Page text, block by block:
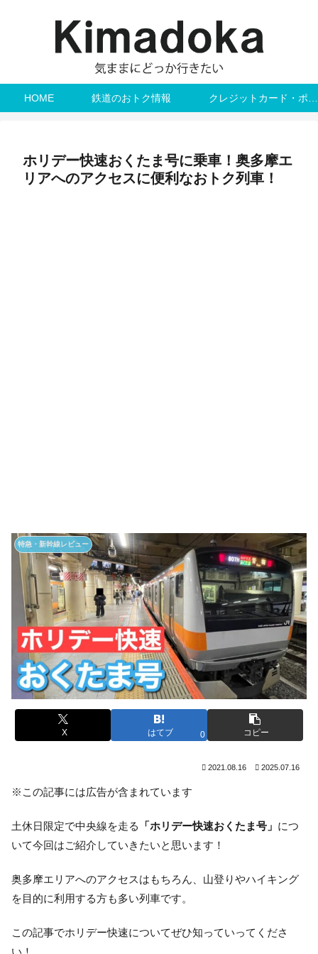
HOME 鉄道のおトク情報
ホリデー快速おくたま号に乗車！奥多摩エ
リアへのアクセスに便利なおトク列車！
特急・新幹線レビュー
X はてブ 0 コピー
2021.08.16 2025.07.16
※この記事には広告が含まれています
土休日限定で中央線を走る 「ホリデー快速おくたま号」 につ
いて今回はご紹介していきたいと思います！
奥多摩エリアへのアクセスはもちろん、山登りやハイキング
を目的に利用する方も多い列車です。
この記事でホリデー快速についてぜひ知っていってくださ
い！